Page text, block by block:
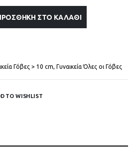
ΣΤΟ ΚΑΛΑΘΙ
Γόβες > 10 cm, Γυναικεία Όλες οι Γόβες
TO WISHLIST